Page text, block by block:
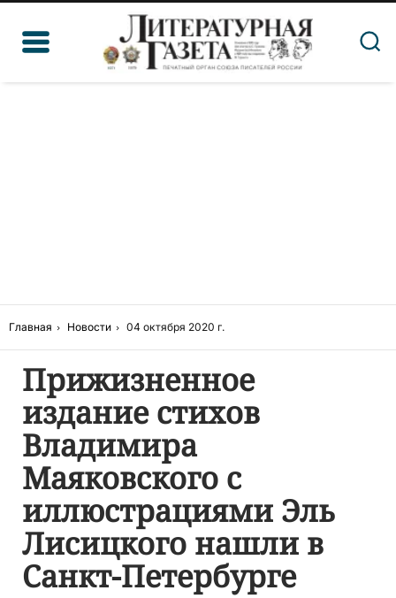
Главная Новости 04 октября 2020 г.
Прижизненное
издание стихов
Владимира
Маяковского с
иллюстрациями Эль
Лисицкого нашли в
Санкт-Петербурге